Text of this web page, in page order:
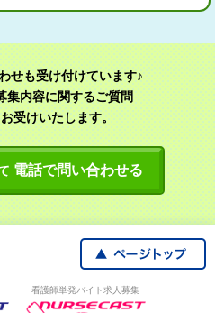
せも受け付けています♪
集内容に関するご質問
受けいたします。
電話で問い合わせる
看護師単発バイト求人募集